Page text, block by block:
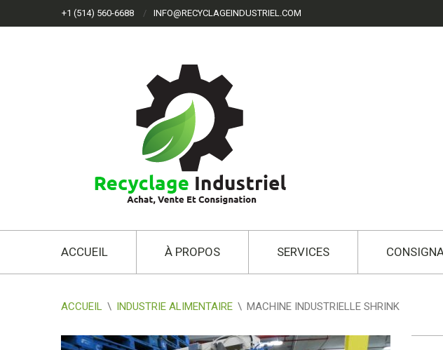
+1 (514) 560-6688 INFO@RECYCLAGEINDUSTRIEL.COM
ACCUEIL À PROPOS SERVICES
ACCUEIL \ INDUSTRIE ALIMENTAIRE \ MACHINE INDUSTRIELLE SHRINK